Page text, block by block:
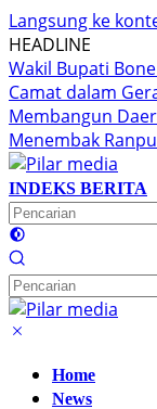
Langsung ke
HEADLINE
Wakil Bupati
Camat dalam
Membangun
Menembak
INDEKS BERITA
Home
News